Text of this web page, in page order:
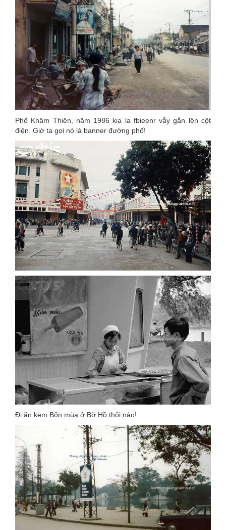
Phố Khâm Thiên, năm 1986 kia la fbieenr vẫy gắn lên cột
điện. Giờ ta gọi nó là banner đường phố!
Đi ăn kem Bốn mùa ở Bờ Hồ thôi nào!